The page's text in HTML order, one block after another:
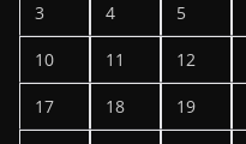
3 4 5
10 11 12
17 18 19